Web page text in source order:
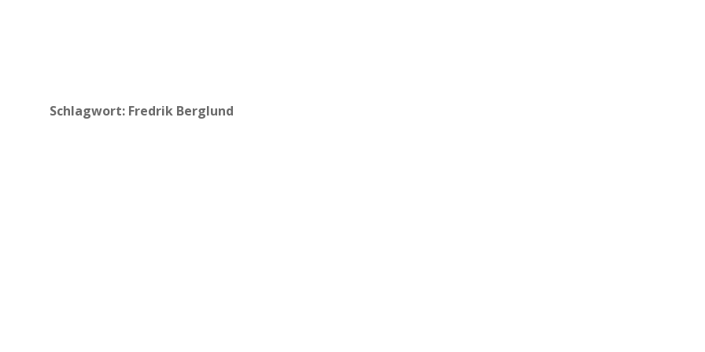
Schlagwort: Fredrik Berglund